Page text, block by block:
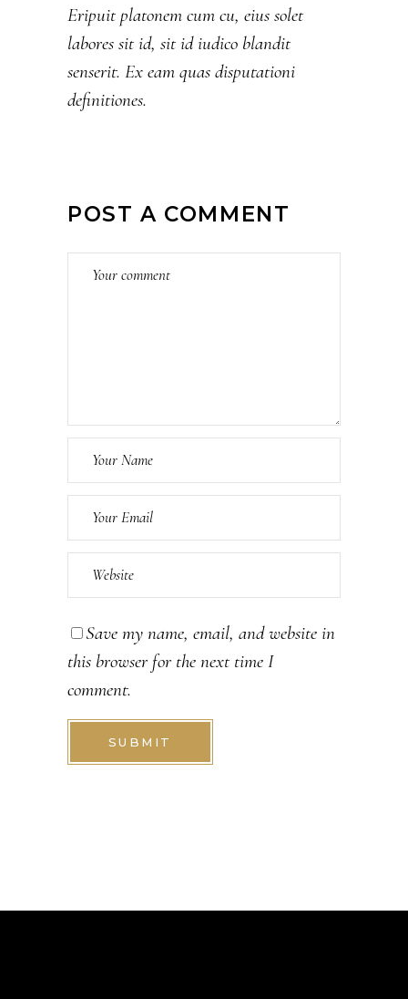
Eripuit platonem cum cu, eius solet
labores sit id, sit id iudico blandit
senserit. Ex eam quas disputationi
definitiones.
POST A COMMENT
Save my name, email, and website in
this browser for the next time I
comment.
SUBMIT